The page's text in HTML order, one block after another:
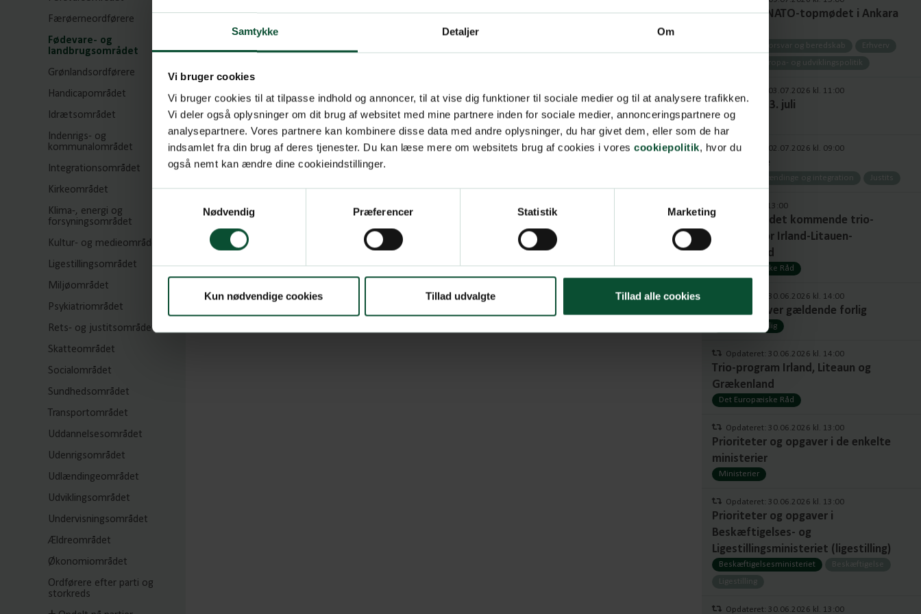
Samtykke Detaljer Om
Vi bruger cookies
Vi bruger cookies til at tilpasse indhold og annoncer, til at vise dig funktioner til sociale medier og til at analysere trafikken.
Vi deler også oplysninger om dit brug af websitet med mine partnere inden for sociale medier, annonceringspartnere og
analysepartnere. Vores partnere kan kombinere disse data med andre oplysninger, du har givet dem, eller som de har
indsamlet fra din brug af deres tjenester. Du kan læse mere om websitets brug af cookies i vores cookiepolitik, hvor du
også nemt kan ændre dine cookieindstillinger.
Nødvendig
Præferencer Statistik Marketing
Kun nødvendige cookies Tillad udvalgte Tillad alle cookies
Færøerneordførere
Fødevare- og
landbrugsområdet
Grønlandsordførere
Handicapområdet
Idrætsområdet
Indenrigs- og
kommunalområdet
Integrationsområdet
Kirkeområdet
Klima-, energi og
forsyningsområdet
Kultur- og medieområdet
Ligestillingsområdet
Miljøområdet
Psykiatriområdet
Rets- og justitsområdet
Skatteområdet
Socialområdet
Sundhedsområdet
Transportområdet
Uddannelsesområdet
Udenrigsområdet
Udlændingeområdet
Udviklingsområdet
Undervisningsområdet
Ældreområdet
Økonomiområdet
Ordførere efter parti og
storkreds
Notat om NATO-topmødet i Ankara
Forsvar og beredskab
Erhverv
Udenrigs-, europa- og udviklingspolitik
Opdateret: 03.07.2026 kl. 11:00
Uge 27 - d. 3. juli
Cockpit
Opdateret: 02.07.2026 kl. 09:00
Strafpakke
Udlændinge og integration Justits
01.07.2026 kl. 13:00
Analyse af det kommende trio-
program for Irland-Litauen-
Grækenland
Det Europæiske Råd
Opdateret: 30.06.2026 kl. 14:00
Oversigt over gældende forlig
Aftaler og forlig
Opdateret: 30.06.2026 kl. 14:00
Trio-program Irland, Liteaun og
Grækenland
Det Europæiske Råd
Opdateret: 30.06.2026 kl. 13:00
Prioriteter og opgaver i de enkelte
ministerier
Ministerier
Opdateret: 30.06.2026 kl. 13:00
Prioriteter og opgaver i
Beskæftigelses- og
Ligestillingsministeriet (ligestilling)
Beskæftigelsesministeriet
Beskæftigelse
Ligestilling
Opdateret: 30.06.2026 kl. 13:00